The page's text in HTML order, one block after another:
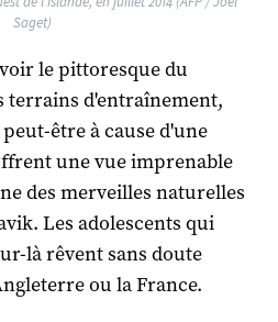
Saget)
le pittoresque du
terrains d'entraînement,
être à cause d'une
une vue imprenable
des merveilles naturelles
Les adolescents qui
là rêvent sans doute
ou la France.